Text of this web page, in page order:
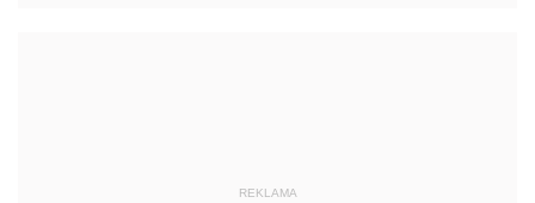
REKLAMA